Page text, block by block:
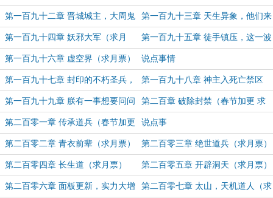
邪（求月票） （求月票）
第一百九十二章 晋城城主，大周鬼
蜮（求月票）
第一百九十三章 天生异象，他们来
了（求月票）
第一百九十四章 妖邪大军（求月
票）
第一百九十五章 徒手镇压，这一波
血赚（求月票）
第一百九十六章 虚空界（求月票） 说点事情
第一百九十七章 封印的不朽圣兵，
打扫战场（求月票）
第一百九十八章 神主入死亡禁区
（求月票）
第一百九十九章 朕有一事想要问问
（求月票）
第二百章 破除封禁（春节加更 求
月票）
第二百零一章 传承道兵（春节加更
求月票）
说点事
第二百零二章 青衣前辈（求月票） 第二百零三章 绝世道兵（求月票）
第二百零四章 长生道（求月票） 第二百零五章 开辟洞天（求月票）
第二百零六章 面板更新，实力大增 第二百零七章 太山，天机道人（求